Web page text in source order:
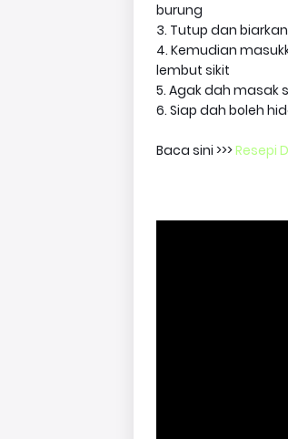
burung
3. Tutup dan
4. Kemudian
lembut sikit
5. Agak dah masak
6. Siap dah boleh
Baca sini >>>Resepi